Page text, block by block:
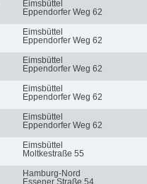
Eimsbüttel
Eppendorfer Weg 62
Eimsbüttel
Eppendorfer Weg 62
Eimsbüttel
Eppendorfer Weg 62
Eimsbüttel
Eppendorfer Weg 62
Eimsbüttel
Eppendorfer Weg 62
Eimsbüttel
Moltkestraße 55
Hamburg-Nord
Essener Straße 54